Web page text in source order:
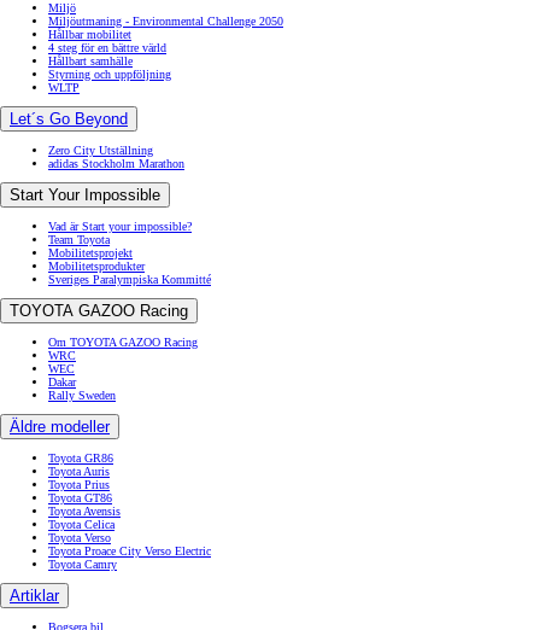
Miljö
Miljöutmaning - Environmental Challenge 2050
Hållbar mobilitet
4 steg för en bättre värld
Hållbart samhälle
Styrning och uppföljning
WLTP
Let´s Go Beyond
Zero City Utställning
adidas Stockholm Marathon
Start Your Impossible
Vad är Start your impossible?
Team Toyota
Mobilitetsprojekt
Mobilitetsprodukter
Sveriges Paralympiska Kommitté
TOYOTA GAZOO Racing
Om TOYOTA GAZOO Racing
WRC
WEC
Dakar
Rally Sweden
Äldre modeller
Toyota GR86
Toyota Auris
Toyota Prius
Toyota GT86
Toyota Avensis
Toyota Celica
Toyota Verso
Toyota Proace City Verso Electric
Toyota Camry
Artiklar
Bogsera bil